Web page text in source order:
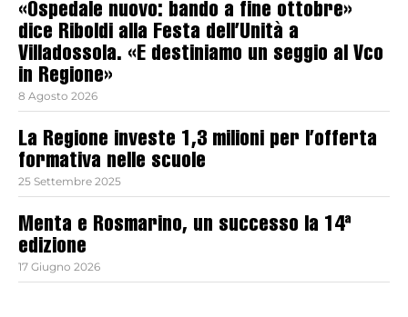
«Ospedale nuovo: bando a fine ottobre»
dice Riboldi alla Festa dell’Unità a
Villadossola. «E destiniamo un seggio al Vco
in Regione»
8 Agosto 2026
La Regione investe 1,3 milioni per l’offerta
formativa nelle scuole
25 Settembre 2025
Menta e Rosmarino, un successo la 14ª
edizione
17 Giugno 2026